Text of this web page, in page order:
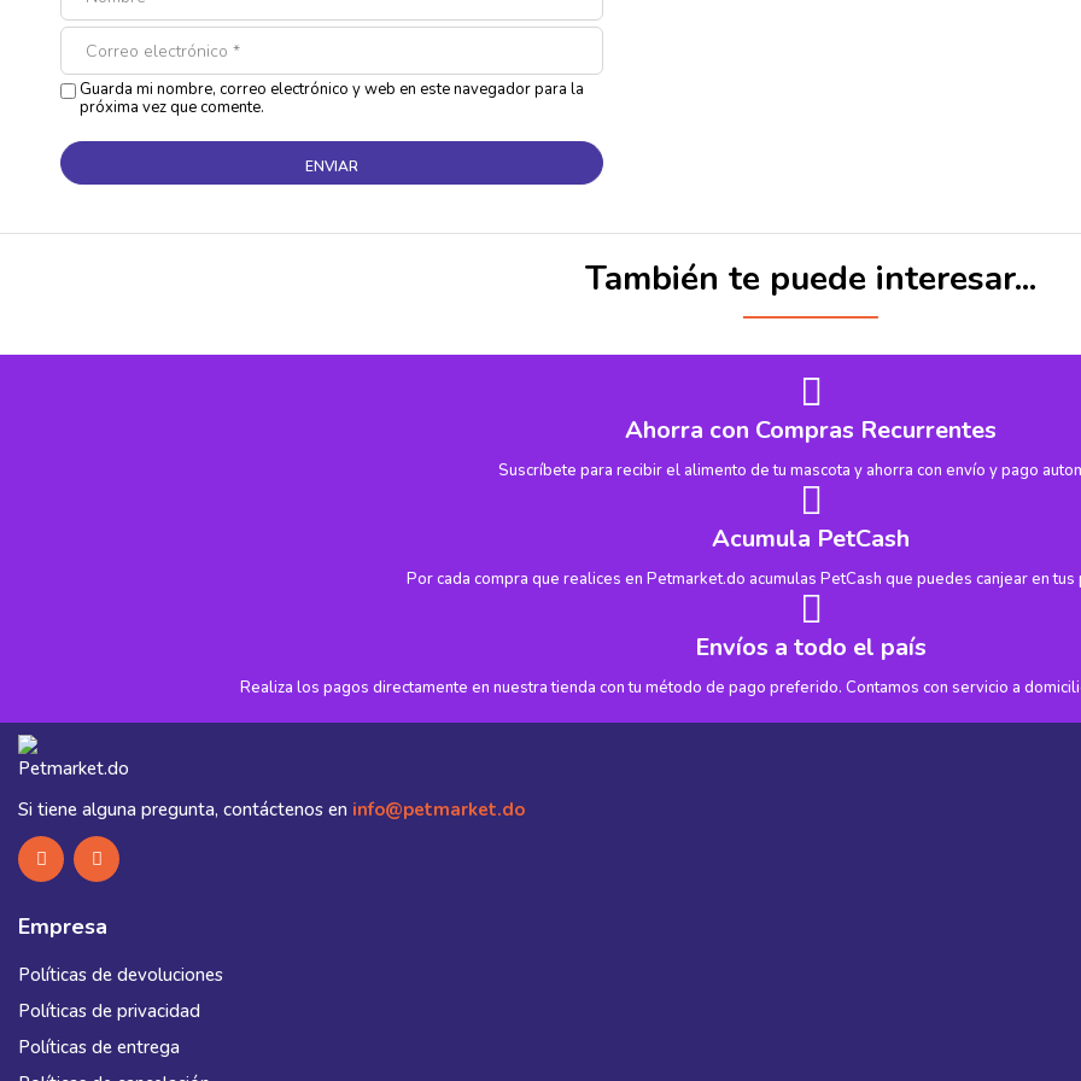
Guarda mi nombre, correo electrónico y web en este navegador para la
próxima vez que comente.
También te puede interesar...
Ahorra con Compras Recurrentes
Suscríbete para recibir el alimento de tu mascota y ahorra con envío y pago
Acumula PetCash
Por cada compra que realices en Petmarket.do acumulas PetCash que puedes canjear en
Envíos a todo el país
Realiza los pagos directamente en nuestra tienda con tu método de pago preferido. Contamos con servicio a
Si tiene alguna pregunta, contáctenos en info@petmarket.do
Empresa
Políticas de devoluciones
Políticas de privacidad
Políticas de entrega